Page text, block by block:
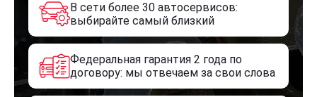
В сети более 30 автосервисов:
выбирайте самый близкий
Федеральная гарантия 2 года по
договору: мы отвечаем за свои слова